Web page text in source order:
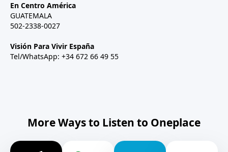
En Centro América
GUATEMALA
502-2338-0027
Visión Para Vivir España
Tel/WhatsApp: +34 672 66 49 55
More Ways to Listen to Oneplace